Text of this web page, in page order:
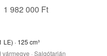
1 982 000 Ft
LE) · 125 cm³
vármegye · Salgótarján